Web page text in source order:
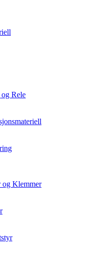
Rele
og Klemmer